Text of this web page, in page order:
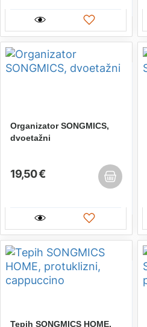
Organizator SONGMICS,
dvoetažni
19,50 €
Tepih SONGMICS HOME,